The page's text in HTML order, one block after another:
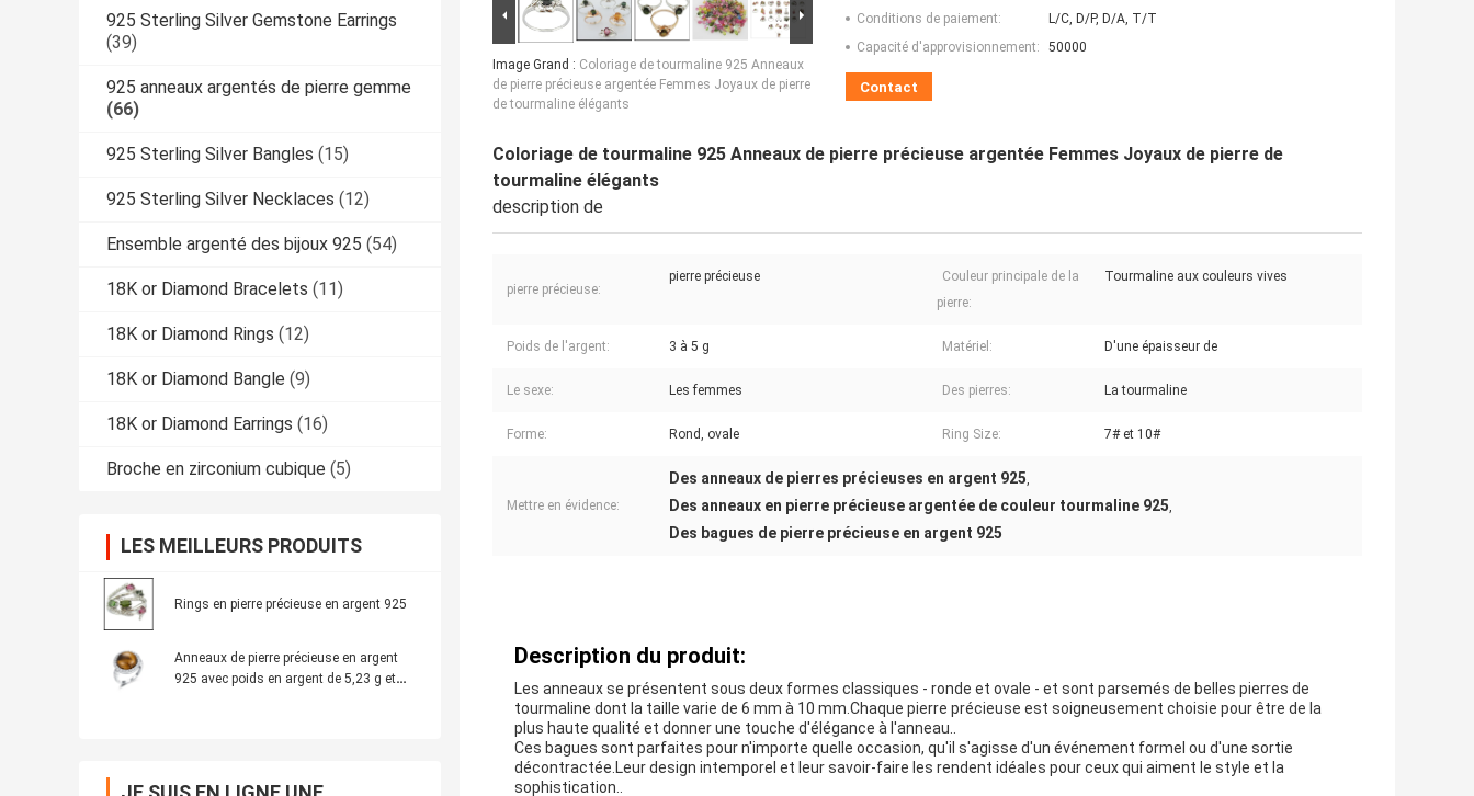
925 Sterling Silver Gemstone Earrings
(39)
925 anneaux argentés de pierre gemme
(66)
925 Sterling Silver Bangles (15)
925 Sterling Silver Necklaces (12)
Ensemble argenté des bijoux 925 (54)
18K or Diamond Bracelets (11)
18K or Diamond Rings (12)
18K or Diamond Bangle (9)
18K or Diamond Earrings (16)
Broche en zirconium cubique (5)
LES MEILLEURS PRODUITS
Rings en pierre précieuse en argent 925
Anneaux de pierre précieuse en argent
925 avec poids en argent de 5,23 g et
Image Grand : Coloriage de tourmaline 925 Anneaux
de pierre précieuse argentée Femmes Joyaux de pierre
de tourmaline élégants
Conditions de paiement:
L/C, D/P, D/A, T/T
Capacité d'approvisionnement:
50000
Contact
Coloriage de tourmaline 925 Anneaux de pierre précieuse argentée Femmes Joyaux de pierre de
tourmaline élégants
description de
pierre précieuse:
pierre précieuse
Couleur principale de la
pierre:
Tourmaline aux couleurs vives
Poids de l'argent: 3 à 5 g Matériel: D'une épaisseur de
Le sexe: Les femmes Des pierres: La tourmaline
Forme: Rond, ovale Ring Size: 7# et 10#
Mettre en évidence:
Des anneaux de pierres précieuses en argent 925,
Des anneaux en pierre précieuse argentée de couleur tourmaline 925,
Des bagues de pierre précieuse en argent 925
Description du produit:
Les anneaux se présentent sous deux formes classiques - ronde et ovale - et sont parsemés de belles pierres de
tourmaline dont la taille varie de 6 mm à 10 mm.Chaque pierre précieuse est soigneusement choisie pour être de la
plus haute qualité et donner une touche d'élégance à l'anneau..
Ces bagues sont parfaites pour n'importe quelle occasion, qu'il s'agisse d'un événement formel ou d'une sortie
décontractée.Leur design intemporel et leur savoir-faire les rendent idéales pour ceux qui aiment le style et la
sophistication..